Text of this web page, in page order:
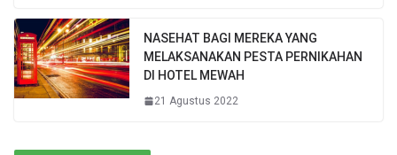
NASEHAT BAGI MEREKA YANG
MELAKSANAKAN PESTA PERNIKAHAN
DI HOTEL MEWAH
21 Agustus 2022